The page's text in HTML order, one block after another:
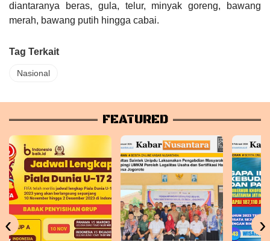
diantaranya beras, gula, telur, minyak goreng, bawang
merah, bawang putih hingga cabai.
Tag Terkait
Nasional
FEATURED
‹ ›